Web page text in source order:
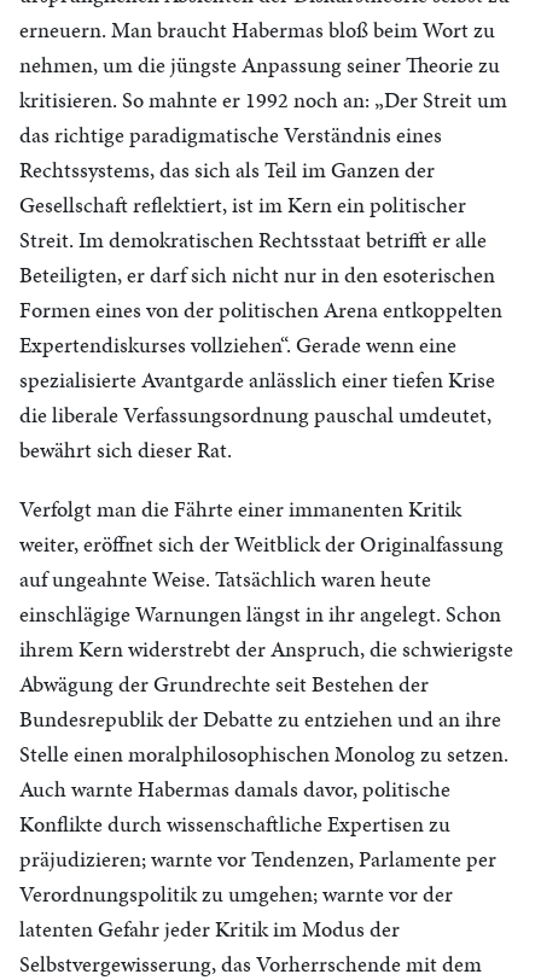
erneuern. Man braucht Habermas bloß beim Wort zu
nehmen, um die jüngste Anpassung seiner Theorie zu
kritisieren. So mahnte er 1992 noch an: „Der Streit um
das richtige paradigmatische Verständnis eines
Rechtssystems, das sich als Teil im Ganzen der
Gesellschaft reflektiert, ist im Kern ein politischer
Streit. Im demokratischen Rechtsstaat betrifft er alle
Beteiligten, er darf sich nicht nur in den esoterischen
Formen eines von der politischen Arena entkoppelten
Expertendiskurses vollziehen“. Gerade wenn eine
spezialisierte Avantgarde anlässlich einer tiefen Krise
die liberale Verfassungsordnung pauschal umdeutet,
bewährt sich dieser Rat.
Verfolgt man die Fährte einer immanenten Kritik
weiter, eröffnet sich der Weitblick der Originalfassung
auf ungeahnte Weise. Tatsächlich waren heute
einschlägige Warnungen längst in ihr angelegt. Schon
ihrem Kern widerstrebt der Anspruch, die schwierigste
Abwägung der Grundrechte seit Bestehen der
Bundesrepublik der Debatte zu entziehen und an ihre
Stelle einen moralphilosophischen Monolog zu setzen.
Auch warnte Habermas damals davor, politische
Konflikte durch wissenschaftliche Expertisen zu
präjudizieren; warnte vor Tendenzen, Parlamente per
Verordnungspolitik zu umgehen; warnte vor der
latenten Gefahr jeder Kritik im Modus der
Selbstvergewisserung, das Vorherrschende mit dem